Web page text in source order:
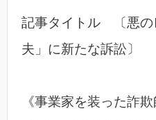
記事タイトル 〔悪の
夫」に新たな訴訟〕
《事業家を装った詐